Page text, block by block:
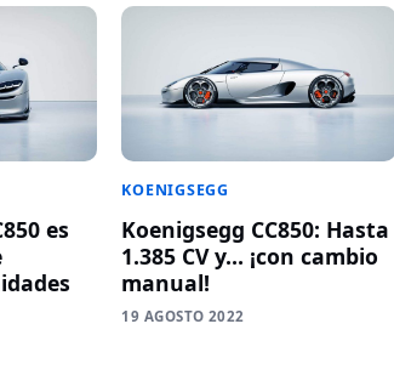
es
KOENIGSEGG
Koenigsegg CC850: Hasta
1.385 CV y… ¡con cambio
manual!
19 AGOSTO 2022